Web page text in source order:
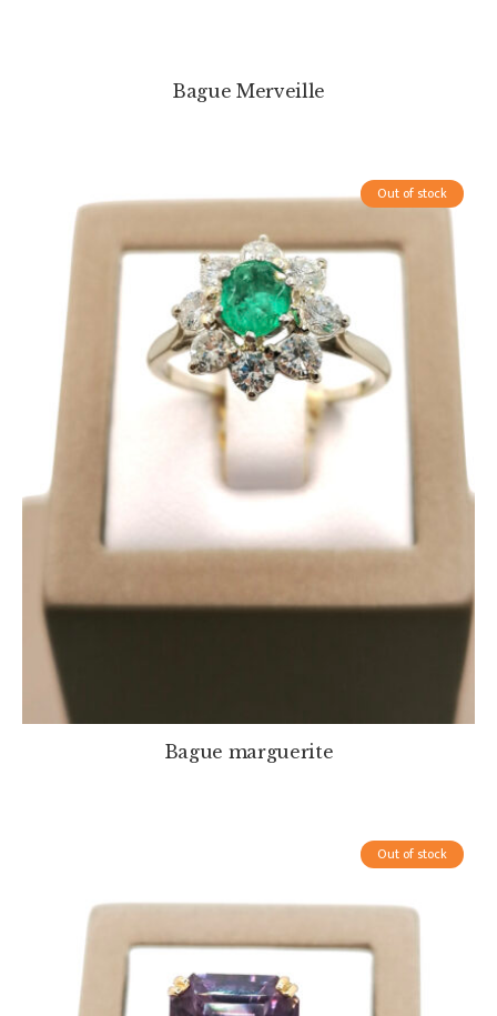
Bague Merveille
Out of stock
Bague marguerite
Out of stock